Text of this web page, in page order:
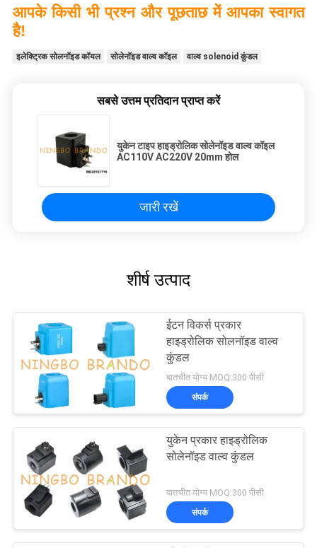
आपके किसी भी प्रश्न और पूछताछ में आपका स्वागत
है!
इलेक्ट्रिक सोलनॉइड कॉयल सोलेनॉइड वाल्व कॉइल वाल्व solenoid कुंडल
सबसे उत्तम प्रतिदान प्राप्त करें
युकेन टाइप हाइड्रोलिक सोलेनॉइड वाल्व कॉइल
AC110V AC220V 20mm होल
जारी रखें
शीर्ष उत्पाद
ईटन विकर्स प्रकार
हाइड्रोलिक सोलनॉइड वाल्व
कुंडल
बातचीत योग्य MOQ:300 पीसी
संपर्क
युकेन प्रकार हाइड्रोलिक
सोलेनॉइड वाल्व कुंडल
बातचीत योग्य MOQ:300 पीसी
संपर्क